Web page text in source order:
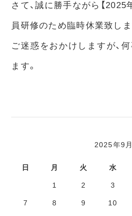
さて、誠に勝手ながら【2025
員研修のため臨時休業致しま
ご迷惑をおかけしますが、
ます。
2025年9月
日 月 火 水
1 2 3
7 8 9 10